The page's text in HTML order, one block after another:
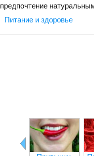
предпочтение
Питание и здоровье